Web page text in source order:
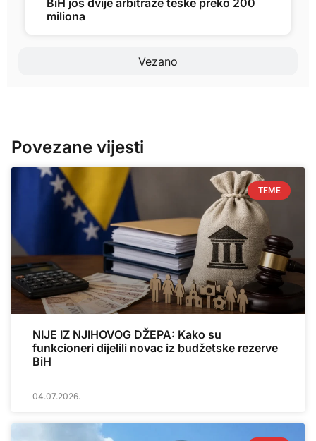
Vezano
miliona
Povezane vijesti
TEME
NIJE IZ NJIHOVOG DŽEPA: Kako su
funkcioneri dijelili novac iz budžetske rezerve
BiH
04.07.2026.